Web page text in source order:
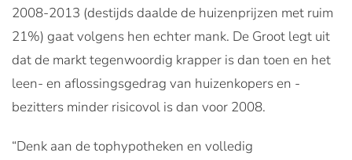
2008-2013 (destijds daalde de huizenprijzen met ruim
21%) gaat volgens hen echter mank. De Groot legt uit
dat de markt tegenwoordig krapper is dan toen en het
leen- en aflossingsgedrag van huizenkopers en -
bezitters minder risicovol is dan voor 2008.
“Denk aan de tophypotheken en volledig